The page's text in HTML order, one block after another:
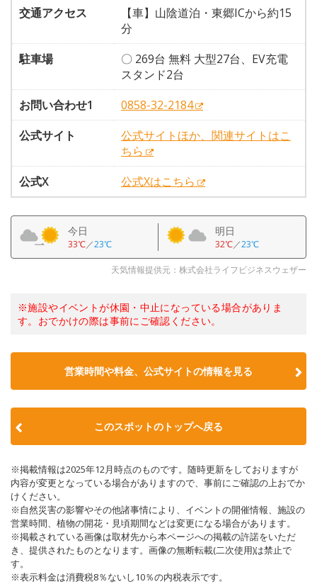
交通アクセス
【車】山陰道泊・東郷ICから約15
分
駐車場
〇 269台 無料 大型27台、EV充電
スタンド2台
お問い合わせ1
0858-32-2184
公式サイト
公式サイトほか、関連サイトはこ
ちら
公式X
公式Xはこちら
今日
33℃／23℃
明日
32℃／23℃
天気情報提供元：株式会社ライフビジネスウェザー
※施設やイベントが休園・中止になっている場合がありま
す。おでかけの際は事前にご確認ください。
営業時間や料金、公式サイトの情報を見る
このスポットのトップへ戻る
※掲載情報は2025年12月時点のものです。随時更新をしておりますが
内容が変更となっている場合がありますので、事前にご確認の上おでか
けください。
※自然災害の影響やその他諸事情により、イベントの開催情報、施設の
営業時間、植物の開花・見頃期間などは変更になる場合があります。
※掲載されている画像は取材先から本ページへの掲載の許諾をいただ
き、提供されたものとなります。画像の無断転載(二次使用)は禁止で
す。
※表示料金は消費税8％ないし10％の内税表示です。